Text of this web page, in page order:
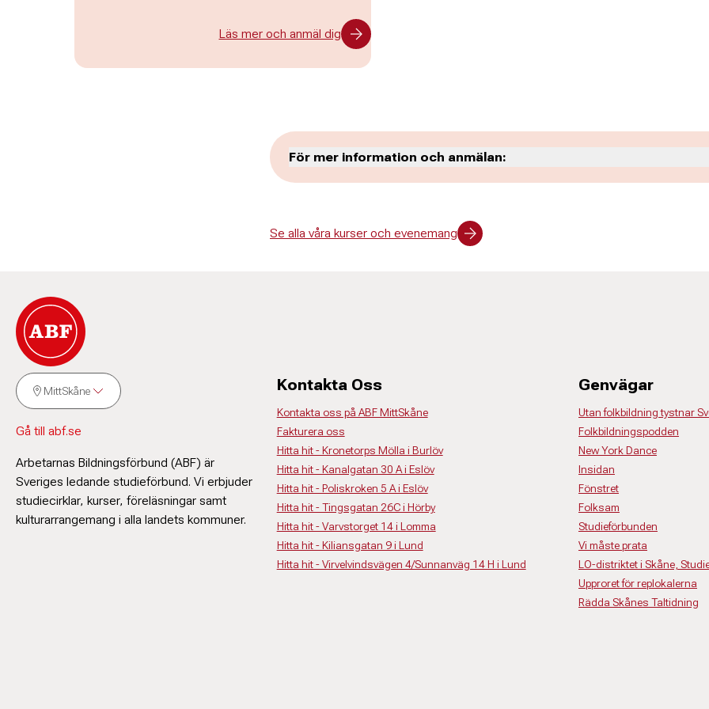
Läs mer och anmäl dig
För mer information och anmälan:
Romberg
Se alla våra kurser och evenemang
MittSkåne
Gå till abf.se
Arbetarnas Bildningsförbund (ABF) är
Sveriges ledande studieförbund. Vi erbjuder
studiecirklar, kurser, föreläsningar samt
kulturarrangemang i alla landets kommuner.
Kontakta Oss
Kontakta oss på ABF MittSkåne
Fakturera oss
Hitta hit - Kronetorps Mölla i Burlöv
Hitta hit - Kanalgatan 30 A i Eslöv
Hitta hit - Poliskroken 5 A i Eslöv
Hitta hit - Tingsgatan 26C i Hörby
Hitta hit - Varvstorget 14 i Lomma
Hitta hit - Kiliansgatan 9 i Lund
Hitta hit - Virvelvindsvägen 4/Sunnanväg 14 H i Lund
Genvägar
Utan folkbildning tystnar
Folkbildningspodden
New York Dance
Insidan
Fönstret
Folksam
Studieförbunden
Vi måste prata
LO-distriktet i Skåne,
Upproret för replokalerna
Rädda Skånes Taltidning